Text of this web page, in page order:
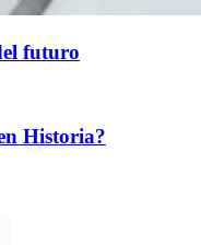
futuro
Historia?